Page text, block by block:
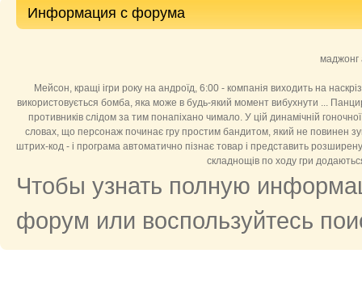
Информация с форума
маджонг
Мейсон, кращі ігри року на андроїд, 6:00 - компанія виходить на
використовується бомба, яка може в будь-який момент вибухнути ...
противників слідом за тим понапіхано чимало. У цій динамічній
словах, що персонаж починає гру простим бандитом, який не повинен
штрих-код - і програма автоматично пізнає товар і представить
складнощів по ходу гри додаються
Чтобы узнать полную
форум или воспользуйтесь